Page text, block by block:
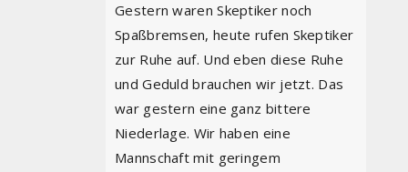
Gestern waren Skeptiker noch
Spaßbremsen, heute rufen Skeptiker
zur Ruhe auf. Und eben diese Ruhe
und Geduld brauchen wir jetzt. Das
war gestern eine ganz bittere
Niederlage. Wir haben eine
Mannschaft mit geringem